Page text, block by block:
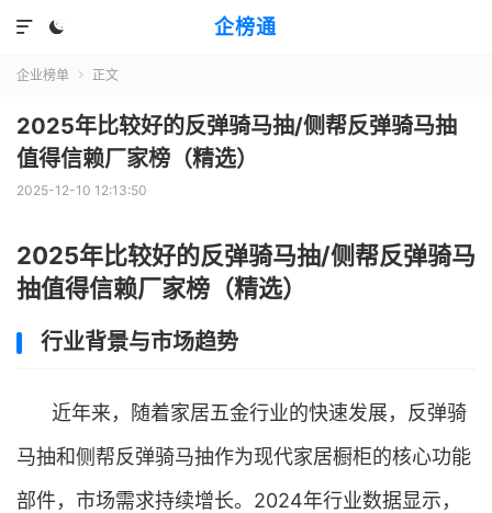
企榜通


企业榜单  正文
2025年比较好的反弹骑马抽/侧帮反弹骑马抽
值得信赖厂家榜（精选）
2025-12-10 12:13:50
2025年比较好的反弹骑马抽/侧帮反弹骑马
抽值得信赖厂家榜（精选）
行业背景与市场趋势
近年来，随着家居五金行业的快速发展，反弹骑
马抽和侧帮反弹骑马抽作为现代家居橱柜的核心功能
部件，市场需求持续增长。2024年行业数据显示，